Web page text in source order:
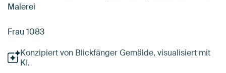
Malerei
Frau 1083
Konzipiert von Blickfänger Gemälde, visualisiert mit
KI.